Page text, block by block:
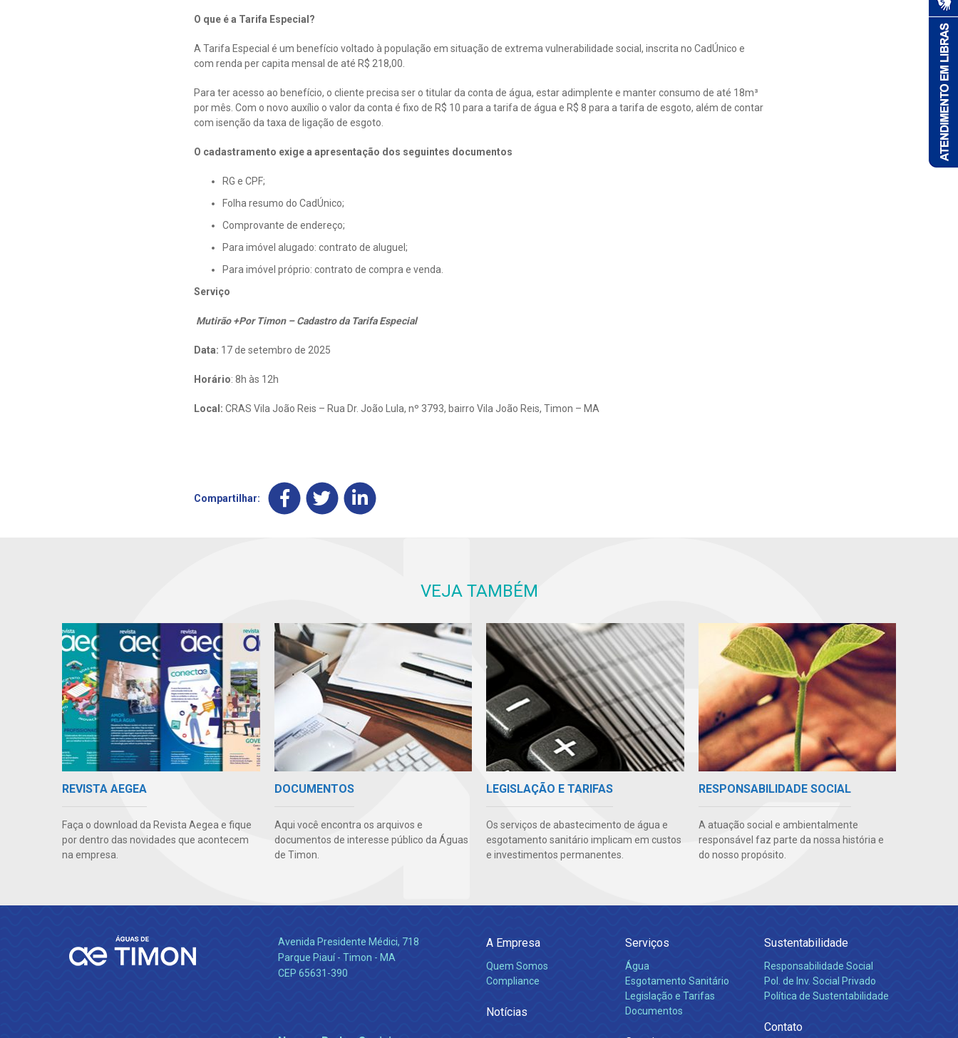
O que é a Tarifa Especial?
A Tarifa Especial é um benefício voltado à população em situação de extrema vulnerabilidade social, inscrita no CadÚnico e
com renda per capita mensal de até R$ 218,00.
Para ter acesso ao benefício, o cliente precisa ser o titular da conta de água, estar adimplente e manter consumo de até 18m³
por mês. Com o novo auxílio o valor da conta é fixo de R$ 10 para a tarifa de água e R$ 8 para a tarifa de esgoto, além de contar
com isenção da taxa de ligação de esgoto.
O cadastramento exige a apresentação dos seguintes documentos
RG e CPF;
Folha resumo do CadÚnico;
Comprovante de endereço;
Para imóvel alugado: contrato de aluguel;
Para imóvel próprio: contrato de compra e venda.
Serviço
Mutirão +Por Timon – Cadastro da Tarifa Especial
Data: 17 de setembro de 2025
Horário: 8h às 12h
Local: CRAS Vila João Reis – Rua Dr. João Lula, nº 3793, bairro Vila João Reis, Timon – MA
Compartilhar:
VEJA TAMBÉM
REVISTA AEGEA
Faça o download da Revista Aegea e fique
por dentro das novidades que acontecem
na empresa.
DOCUMENTOS
Aqui você encontra os arquivos e
documentos de interesse público da Águas
de Timon.
LEGISLAÇÃO E TARIFAS
Os serviços de abastecimento de água e
esgotamento sanitário implicam em custos
e investimentos permanentes.
RESPONSABILIDADE SOCIAL
A atuação social e ambientalmente
responsável faz parte da nossa história e
do nosso propósito.
Avenida Presidente Médici, 718
Parque Piauí - Timon - MA
CEP 65631-390
A Empresa
Quem Somos
Compliance
Notícias
Serviços
Água
Esgotamento Sanitário
Legislação e Tarifas
Documentos
Sustentabilidade
Responsabilidade Social
Pol. de Inv. Social Privado
Política de Sustentabilidade
Contato